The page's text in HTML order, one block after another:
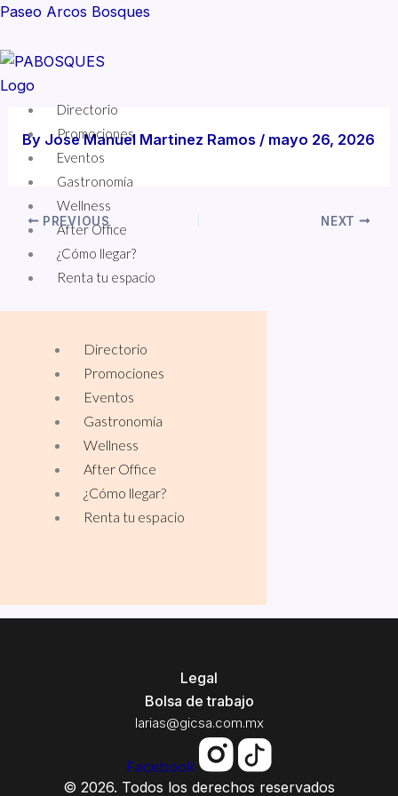
Skip
content
Paseo Arcos Bosques
Menu
Directorio
Promociones
Eventos
Gastronomía
Wellness
After Office
¿Cómo llegar?
Renta tu espacio
Directorio
Promociones
Eventos
Gastronomía
Wellness
After Office
¿Cómo llegar?
Renta tu espacio
By Jose Manuel Martinez Ramos / mayo 26, 2026
PREVIOUS NEXT
Legal
Bolsa de trabajo
larias@gicsa.com.mx
Facebook
© 2026. Todos los derechos reservados